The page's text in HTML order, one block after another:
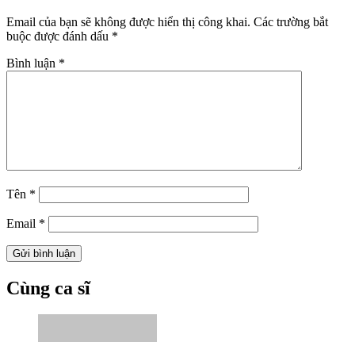
Email của bạn sẽ không được hiển thị công khai. Các trường bắt
buộc được đánh dấu *
Bình luận *
Tên *
Email *
Cùng ca sĩ